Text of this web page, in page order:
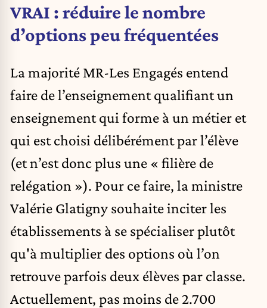
VRAI : réduire le nombre
d’options peu fréquentées
La majorité MR-Les Engagés entend
faire de l’enseignement qualifiant un
enseignement qui forme à un métier et
qui est choisi délibérément par l’élève
(et n’est donc plus une « filière de
relégation »). Pour ce faire, la ministre
Valérie Glatigny souhaite inciter les
établissements à se spécialiser plutôt
qu'à multiplier des options où l’on
retrouve parfois deux élèves par classe.
Actuellement, pas moins de 2.700